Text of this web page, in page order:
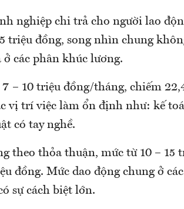
nghiệp chi trả cho người lao
triệu đồng, song nhìn chung
các phân khúc lương.
– 10 triệu đồng/tháng, chiếm
vị trí việc làm ổn định như: kế
có tay nghề.
theo thỏa thuận, mức từ 10 – 15
đồng. Mức dao động chung ở
sự cách biệt lớn.